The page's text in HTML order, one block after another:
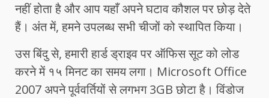
नहीं होता है और आप यहाँ अपने घटाव कौशल पर छोड़ देते
हैं। अंत में, हमने उपलब्ध सभी चीजों को स्थापित किया।
उस बिंदु से, हमारी हार्ड ड्राइव पर ऑफिस सूट को लोड
करने में १५ मिनट का समय लगा। Microsoft Office
2007 अपने पूर्ववर्तियों से लगभग 3GB छोटा है। विंडोज